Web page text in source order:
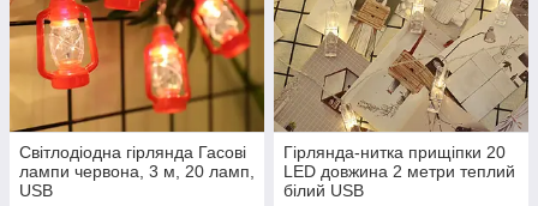
Світлодіодна гірлянда Гасові
лампи червона, 3 м, 20 ламп,
USB
Гірлянда-нитка прищіпки 20
LED довжина 2 метри теплий
білий USB